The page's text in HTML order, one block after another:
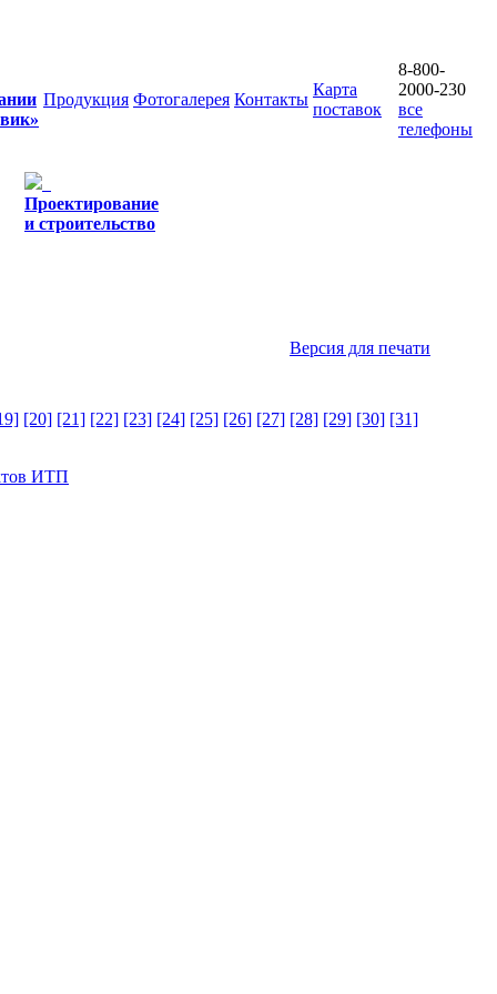
Продукция Фотогалерея Контакты
Карта
поставок
8-800-
2000-230
все
телефоны
Проектирование
и строительство
Версия для печати
[20] [21] [22] [23] [24] [25] [26] [27] [28] [29] [30] [31]
ИТП